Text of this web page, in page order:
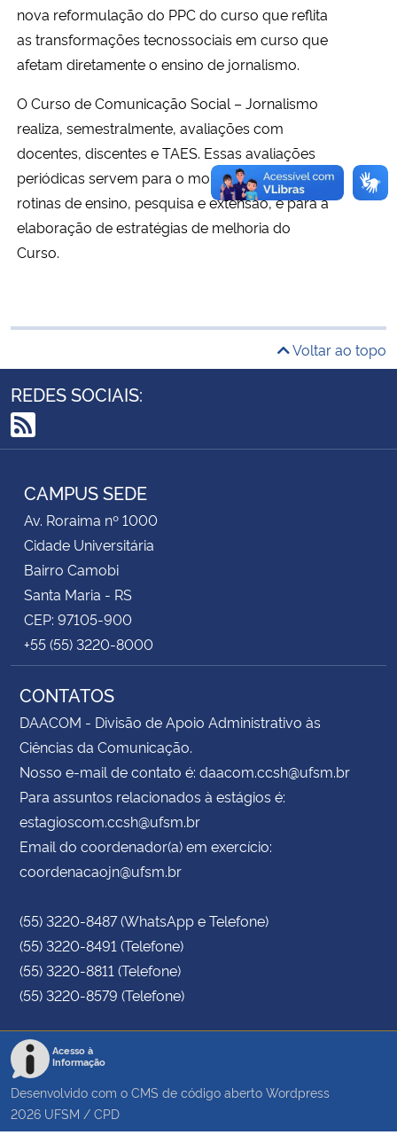
Advocacia-Geral da União
Banco Central do Brasil
nova reformulação do PPC do curso que reflita
as transformações tecnossociais em curso que
afetam diretamente o ensino de jornalismo.
O Curso de Comunicação Social – Jornalismo
realiza, semestralmente, avaliações com
docentes, discentes e TAES. Essas avaliações
periódicas servem para o monitoramento das
rotinas de ensino, pesquisa e extensão, e para a
elaboração de estratégias de melhoria do
Curso.
Voltar ao topo
REDES SOCIAIS:
RSS
CAMPUS SEDE
Av. Roraima nº 1000
Cidade Universitária
Bairro Camobi
Santa Maria - RS
CEP: 97105-900
+55 (55) 3220-8000
CONTATOS
DAACOM - Divisão de Apoio Administrativo às
Ciências da Comunicação.
Nosso e-mail de contato é: daacom.ccsh@ufsm.br
Para assuntos relacionados à estágios é:
estagioscom.ccsh@ufsm.br
Email do coordenador(a) em exercício:
coordenacaojn@ufsm.br
(55) 3220-8487 (WhatsApp e Telefone)
(55) 3220-8491 (Telefone)
(55) 3220-8811 (Telefone)
(55) 3220-8579 (Telefone)
Acesso à
Informação
Desenvolvido com o CMS de código aberto Wordpress
2026 UFSM / CPD